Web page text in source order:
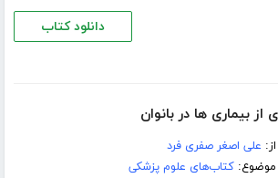
دانلود کتاب
بیماری ها در بانوان
از: علی اصغر صفری فرد
موضوع:کتاب‌های علوم پزشکی